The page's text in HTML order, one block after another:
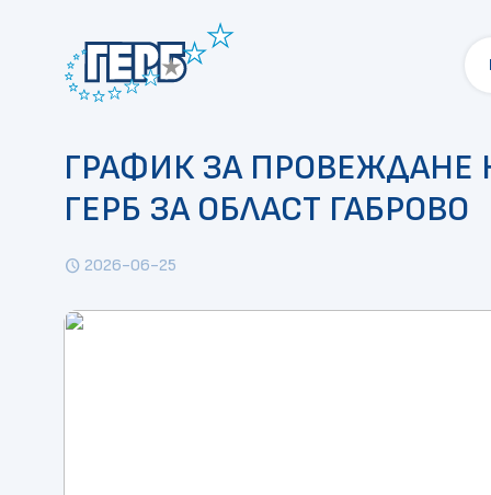
ГРАФИК ЗА
ГЕРБ ЗА ОБЛАСТ ГАБРОВО
schedule 2026-06-25